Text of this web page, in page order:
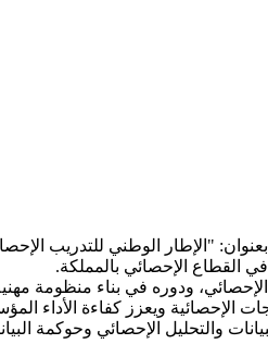
"الإطار الوطني للتدريب
في القطاع الإحصائي بالمملكة.
ودوره في بناء منظومة
2030 ويرفع جودة المخرجات الإحصائية
والتحليل الإحصائي وحوكمة